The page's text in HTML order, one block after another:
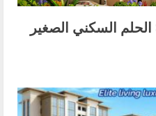
السكني الصغير